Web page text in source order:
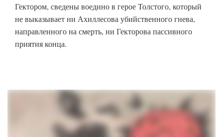
Гектором, сведены воедино в герое Толстого, который
не выказывает ни Ахиллесова убийственного гнева,
направленного на смерть, ни Гекторова пассивного
приятия конца.